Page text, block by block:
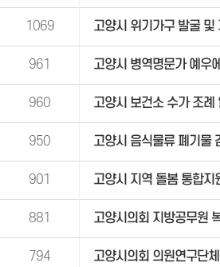
1069 고양시 위기가구 발굴 및
961 고양시 병역명문가 예우
960 고양시 보건소 수가 조례
950 고양시 음식물류 폐기물
901 고양시 지역 돌봄 통합지
881 고양시의회 지방공무원
794 고양시의회 의원연구단